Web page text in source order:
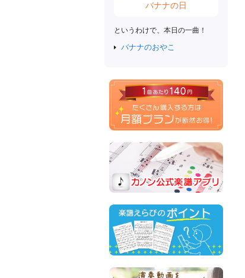
バナナの日
というわけで、本日の一曲！
バナナのおやこ